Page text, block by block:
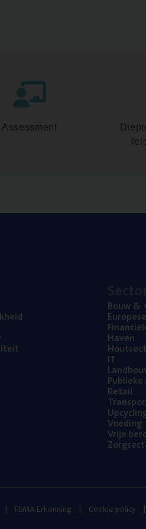
Assessment
Bouw&
Haven
IT
Retail
Voe­ding
Vrije
FSMA Erkenning Cookie policy